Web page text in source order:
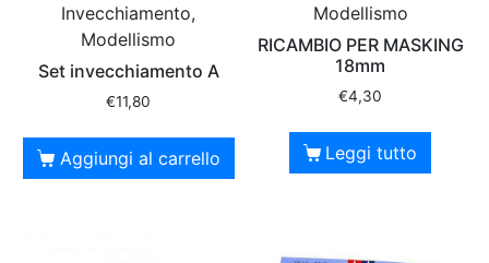
Invecchiamento,
Modellismo
Set invecchiamento A
€11,80
Aggiungi al carrello
Modellismo
RICAMBIO PER MASKING
18mm
€4,30
Leggi tutto